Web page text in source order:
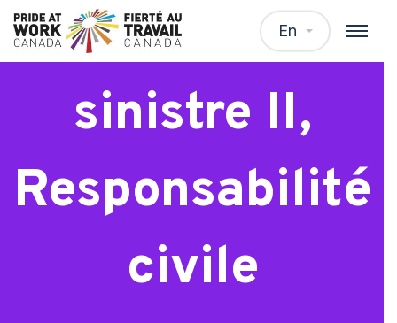
En
Expert.e en
sinistre II,
Responsabilité
civile